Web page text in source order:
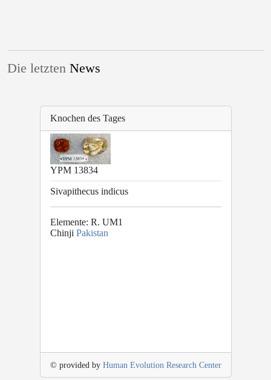
Die letzten News
Knochen des Tages
YPM 13834
Sivapithecus indicus
Elemente: R. UM1
Chinji Pakistan
© provided by Human Evolution Research Center